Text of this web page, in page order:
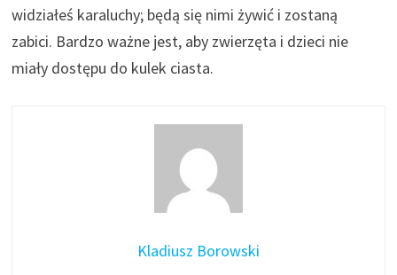
widziałeś karaluchy; będą się nimi żywić i zostaną
zabici. Bardzo ważne jest, aby zwierzęta i dzieci nie
miały dostępu do kulek ciasta.
Kladiusz Borowski